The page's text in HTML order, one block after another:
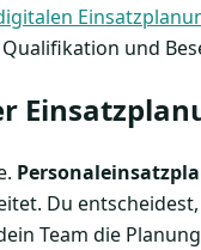
und
Du
Team die